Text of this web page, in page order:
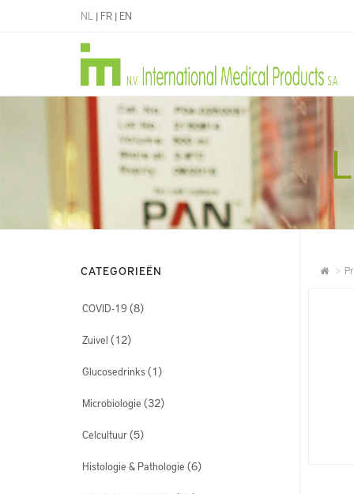
NL | FR | EN
CATEGORIEËN
COVID-19 (8)
Zuivel (12)
Glucosedrinks(1)
Microbiologie (32)
Celcultuur(5)
Histologie & Pathologie (6)